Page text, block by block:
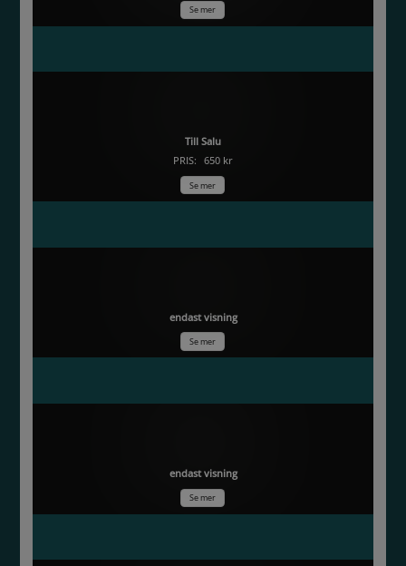
Se mer
Till Salu
PRIS: 650 kr
Se mer
endast visning
Se mer
endast visning
Se mer